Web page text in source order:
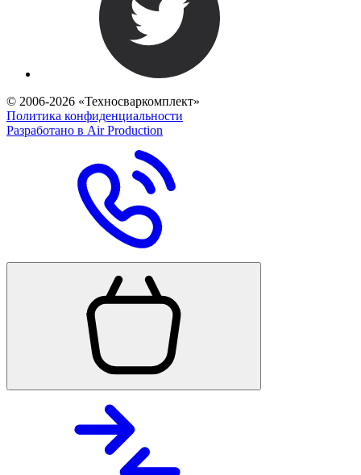
© 2006-2026 «Техносваркомплект»
Политика конфиденциальности
Разработано в Air Production